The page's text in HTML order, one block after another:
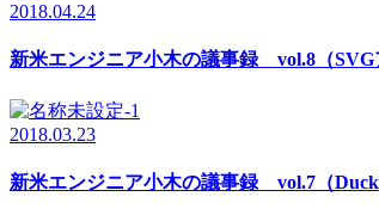
2018.04.24
新米エンジニア小木の議事録 vol.8（SVG
2018.03.23
新米エンジニア小木の議事録 vol.7（